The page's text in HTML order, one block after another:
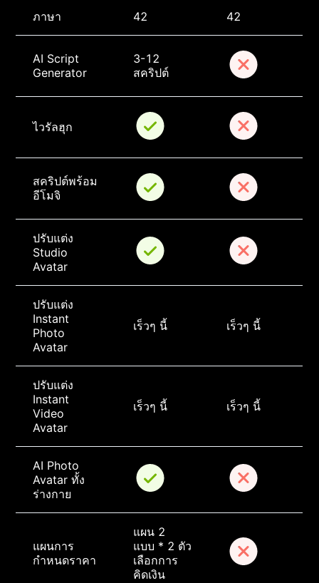
ภาษา 42 42
AI Script
Generator
3-12
สคริปต์
ไวรัลฮุก
สคริปต์พร้อม
อีโมจิ
ปรับแต่ง
Studio
Avatar
ปรับแต่ง
Instant
Photo
Avatar
เร็วๆ นี้ เร็วๆ นี้
ปรับแต่ง
Instant
Video
Avatar
เร็วๆ นี้ เร็วๆ นี้
AI Photo
Avatar ทั้ง
ร่างกาย
แผนการ
กำหนดราคา
แผน 2
แบบ * 2 ตัว
เลือกการ
คิดเงิน